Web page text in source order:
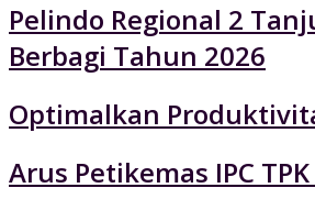
Pelindo Regional 2
Berbagi Tahun 2026
Optimalkan
Arus Petikemas IPC